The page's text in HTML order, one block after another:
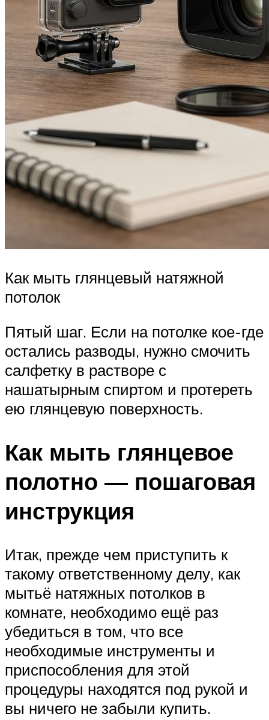
Как мыть глянцевый натяжной
потолок
Пятый шаг. Если на потолке кое-где
остались разводы, нужно смочить
салфетку в растворе с
нашатырным спиртом и протереть
ею глянцевую поверхность.
Как мыть глянцевое
полотно — пошаговая
инструкция
Итак, прежде чем приступить к
такому ответственному делу, как
мытьё натяжных потолков в
комнате, необходимо ещё раз
убедиться в том, что все
необходимые инструменты и
приспособления для этой
процедуры находятся под рукой и
вы ничего не забыли купить.